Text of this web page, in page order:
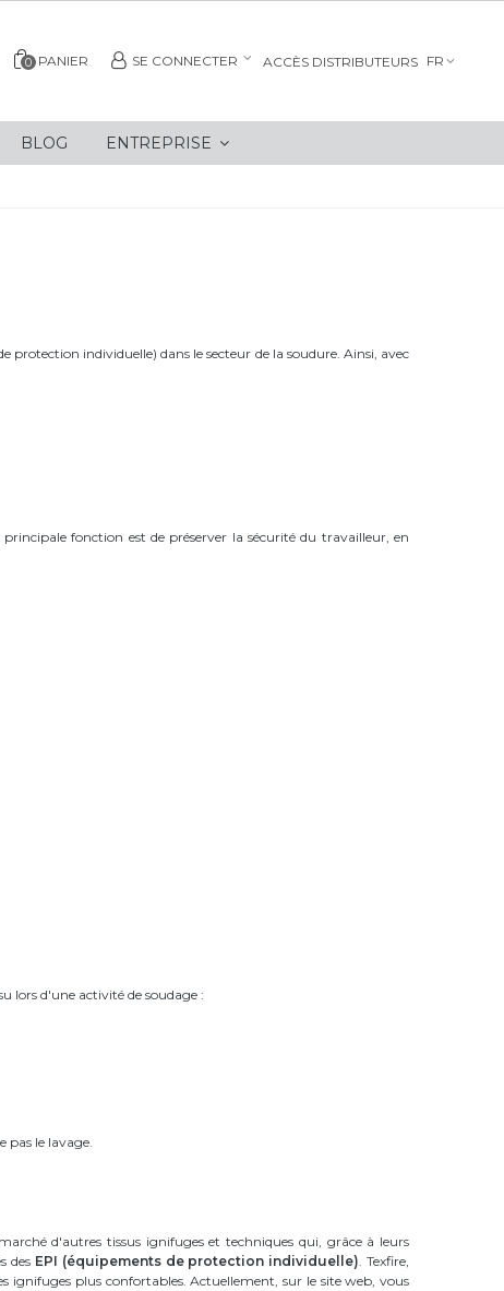
0 PANIER SE CONNECTER ACCÈS DISTRIBUTEURS FR
BLOG ENTREPRISE
protection individuelle) dans le secteur de la soudure. Ainsi, avec
fonction est de préserver la sécurité du travailleur, en
lors d'une activité de soudage :
pas le lavage.
d'autres tissus ignifuges et techniques qui, grâce à leurs
des EPI (équipements de protection individuelle). Texfire,
ignifuges plus confortables. Actuellement, sur le site web, vous